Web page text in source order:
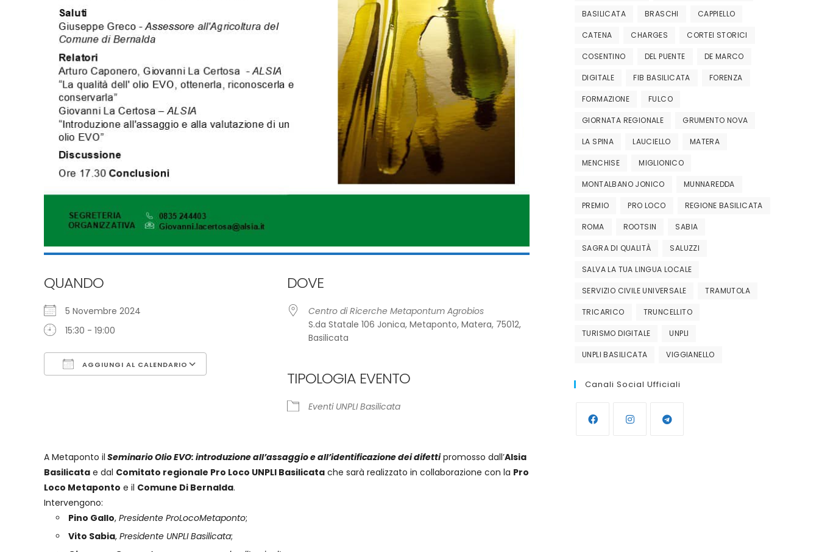
QUANDO
5 Novembre 2024
15:30 - 19:00
AGGIUNGI AL CALENDARIO
Google Calendar iCalendar Office 365
DOVE
Centro di Ricerche Metapontum Agrobios
S.da Statale 106 Jonica, Metaponto, Matera, 75012,
Basilicata
TIPOLOGIA EVENTO
Eventi UNPLI Basilicata
A Metaponto il Seminario Olio EVO: introduzione all’assaggio e all’identificazione dei difettipromosso dall’Alsia
Basilicata e dal Comitato regionale Pro Loco UNPLI Basilicata che sarà realizzato in collaborazione con la Pro
Loco Metaponto e il Comune Di Bernalda.
Intervengono:
Pino Gallo, Presidente ProLocoMetaponto;
Vito Sabia, Presidente UNPLI Basilicata;
BASILICATA BRASCHI CAPPIELLO
CATENA CHARGES CORTEI STORICI
COSENTINO DEL PUENTE DE MARCO
DIGITALE FIB BASILICATA FORENZA
FORMAZIONE FULCO
GIORNATA REGIONALE GRUMENTO NOVA
LA SPINA LAUCIELLO MATERA
MENCHISE MIGLIONICO
MONTALBANO JONICO MUNNAREDDA
PREMIO PRO LOCO REGIONE BASILICATA
ROMA ROOTSIN SABIA
SAGRA DI QUALITÀ SALUZZI
SALVA LA TUA LINGUA LOCALE
SERVIZIO CIVILE UNIVERSALE TRAMUTOLA
TRICARICO TRUNCELLITO
TURISMO DIGITALE UNPLI
UNPLI BASILICATA VIGGIANELLO
Canali Social Ufficiali